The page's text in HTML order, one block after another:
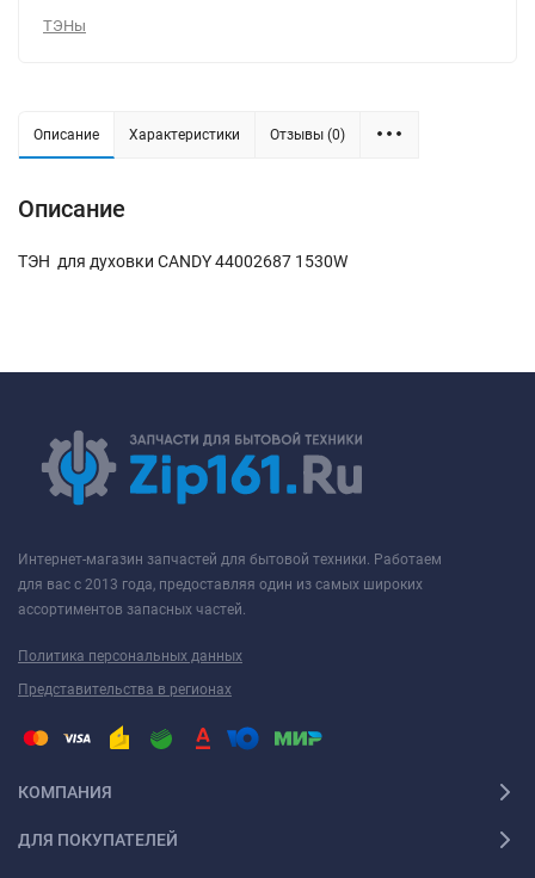
ТЭНы
Описание Характеристики Отзывы (0)
Описание
ТЭН для духовки CANDY 44002687 1530W
Интернет-магазин запчастей для бытовой техники. Работаем
для вас с 2013 года, предоставляя один из самых широких
ассортиментов запасных частей.
Политика персональных данных
Представительства в регионах
КОМПАНИЯ
ДЛЯ ПОКУПАТЕЛЕЙ